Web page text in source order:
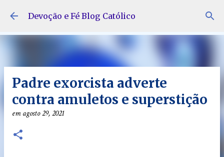
Pular para o conteúdo principal
Devoção e Fé Blog Católico
Padre exorcista adverte
contra amuletos e superstição
emagosto 29, 2021